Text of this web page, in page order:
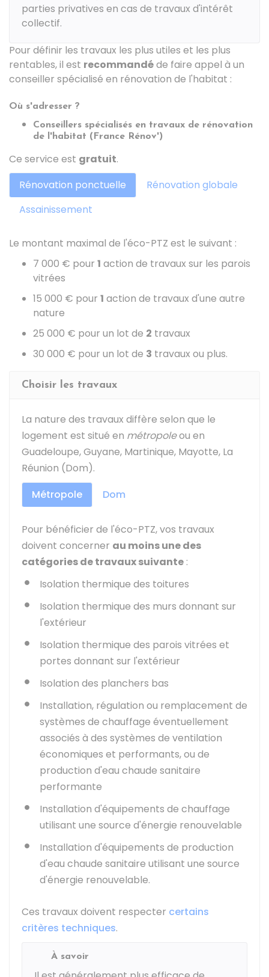
parties privatives en cas de travaux d'intérêt
collectif.
Pour définir les travaux les plus utiles et les plus
rentables, il est recommandéde faire appel à un
conseiller spécialisé en rénovation de l'habitat :
Où s'adresser ?
Conseillers spécialisés en travaux de rénovation
de l'habitat (France Rénov')
Ce service est gratuit.
Rénovation ponctuelle
Rénovation globale
Assainissement
Le montant maximal de l'éco-PTZ est le suivant :
7 000 € pour 1 action de travaux sur les parois
vitrées
15 000 € pour 1 action de travaux d'une autre
nature
25 000 € pour un lot de 2 travaux
30 000 € pour un lot de 3 travaux ou plus.
Choisir les travaux
La nature des travaux diffère selon que le
logement est situé en métropoleou en
Guadeloupe, Guyane, Martinique, Mayotte, La
Réunion (Dom).
Métropole
Dom
Pour bénéficier de l'éco-PTZ, vos travaux
doivent concerner au moins une des
catégories de travaux suivante :
Isolation thermique des toitures
Isolation thermique des murs donnant sur
l'extérieur
Isolation thermique des parois vitrées et
portes donnant sur l'extérieur
Isolation des planchers bas
Installation, régulation ou remplacement de
systèmes de chauffage éventuellement
associés à des systèmes de ventilation
économiques et performants, ou de
production d'eau chaude sanitaire
performante
Installation d'équipements de chauffage
utilisant une source d'énergie renouvelable
Installation d'équipements de production
d'eau chaude sanitaire utilisant une source
d'énergie renouvelable.
Ces travaux doivent respecter certains
critères techniques.
À savoir